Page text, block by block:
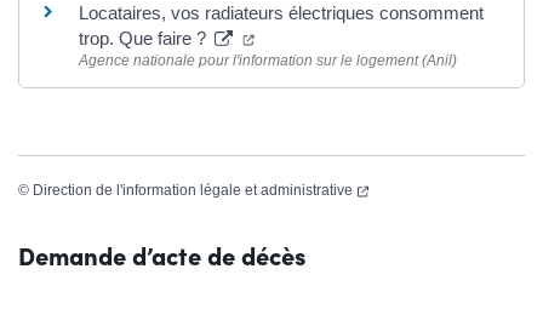
Locataires, vos radiateurs électriques consomment
trop. Que faire ?
(ouverture dans un nouvel onglet)
Agence nationale pour l'information sur le logement (Anil)
© Direction de l'information légale et administrative (ouverture dans un
Demande d’acte de décès